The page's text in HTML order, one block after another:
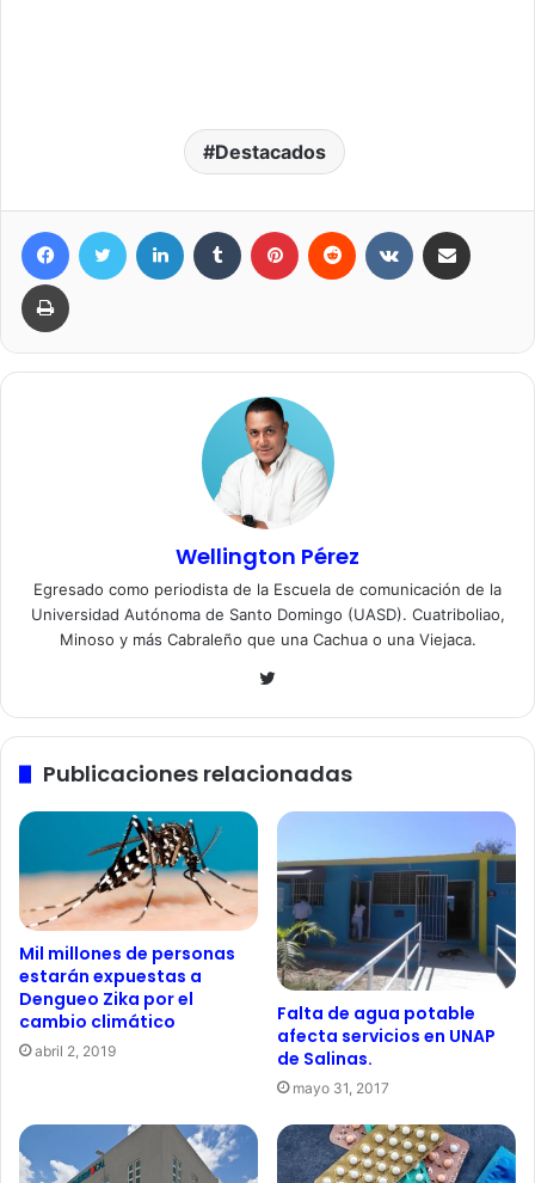
Destacados
FacebookTwitter LinkedIn Tumblr Pinterest Reddit VKontakte
Imprimir
Wellington Pérez
Egresado como periodista de la Escuela de comunicación de la
Universidad Autónoma de Santo Domingo (UASD). Cuatriboliao,
Minoso y más Cabraleño que una Cachua o una Viejaca.
Twitter
Publicaciones relacionadas
Mil millones de personas
estarán expuestas a
Dengueo Zika por el
cambio climático
abril 2, 2019
Falta de agua potable
afecta servicios en UNAP
de Salinas.
mayo 31, 2017